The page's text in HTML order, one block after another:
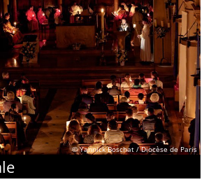
© Yannick Boschat / Diocèse de Paris